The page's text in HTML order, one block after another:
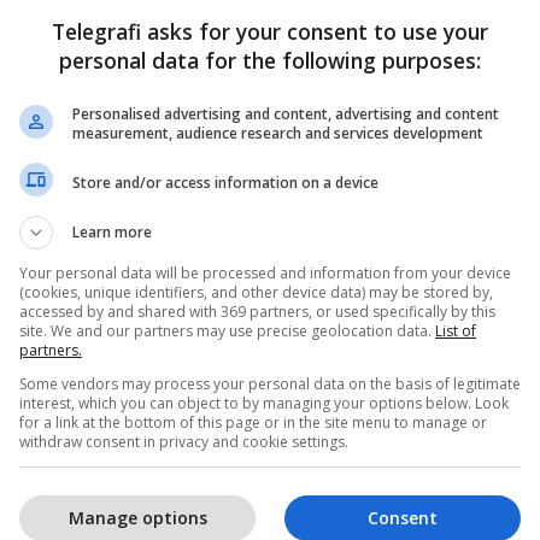
si pengesë për zgjerimin e BE-së
Telegrafi asks for your consent to use your
personal data for the following purposes:
Personalised advertising and content, advertising and content
measurement, audience research and services development
Store and/or access information on a device
Learn more
Your personal data will be processed and information from your device
(cookies, unique identifiers, and other device data) may be stored by,
accessed by and shared with 369 partners, or used specifically by this
site. We and our partners may use precise geolocation data. List of
partners.
Some vendors may process your personal data on the basis of legitimate
interest, which you can object to by managing your options below. Look
for a link at the bottom of this page or in the site menu to manage or
withdraw consent in privacy and cookie settings.
Consent
Manage options